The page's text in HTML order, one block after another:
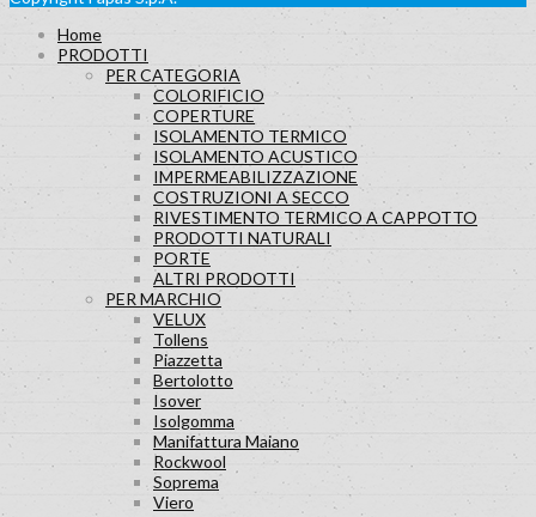
Home
PRODOTTI
PER CATEGORIA
COLORIFICIO
COPERTURE
ISOLAMENTO TERMICO
ISOLAMENTO ACUSTICO
IMPERMEABILIZZAZIONE
COSTRUZIONI A SECCO
RIVESTIMENTO TERMICO A CAPPOTTO
PRODOTTI NATURALI
PORTE
ALTRI PRODOTTI
PER MARCHIO
VELUX
Tollens
Piazzetta
Bertolotto
Isover
Isolgomma
Manifattura Maiano
Rockwool
Soprema
Viero